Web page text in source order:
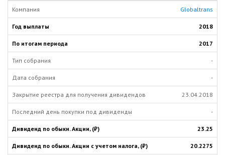
Globaltrans
2018
2017
-
-
23.04.2018
-
23.25
20.2275